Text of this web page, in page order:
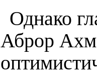
Однако
Аброр